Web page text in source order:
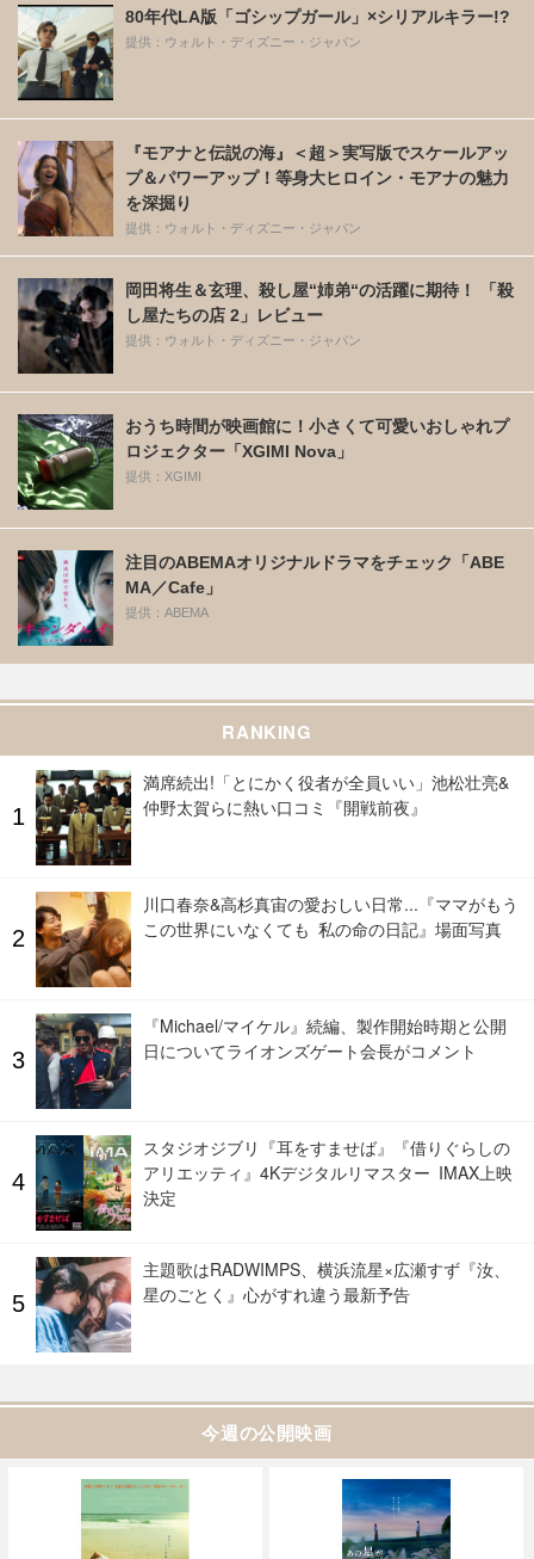
80年代LA版「ゴシップガール」×シリアルキラー!?
提供：ウォルト・ディズニー・ジャパン
『モアナと伝説の海』＜超＞実写版でスケールアッ
プ＆パワーアップ！等身大ヒロイン・モアナの魅力
を深掘り
提供：ウォルト・ディズニー・ジャパン
岡田将生＆玄理、殺し屋“姉弟“の活躍に期待！ 「殺
し屋たちの店 2」レビュー
提供：ウォルト・ディズニー・ジャパン
おうち時間が映画館に！小さくて可愛いおしゃれプ
ロジェクター「XGIMI Nova」
提供：XGIMI
注目のABEMAオリジナルドラマをチェック「ABE
MA／Cafe」
提供：ABEMA
RANKING
満席続出!「とにかく役者が全員いい」池松壮亮&
仲野太賀らに熱い口コミ『開戦前夜』
川口春奈&高杉真宙の愛おしい日常...『ママがもう
この世界にいなくても 私の命の日記』場面写真
『Michael/マイケル』続編、製作開始時期と公開
日についてライオンズゲート会長がコメント
スタジオジブリ『耳をすませば』『借りぐらしの
アリエッティ』4Kデジタルリマスター IMAX上映
決定
主題歌はRADWIMPS、横浜流星×広瀬すず『汝、
星のごとく』心がすれ違う最新予告
今週の公開映画